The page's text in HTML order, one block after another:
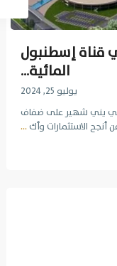
قناة إسطنبول
المائية...
يوليو 25, 2024
يني شهير على ضفاف
أنجح الاستثمارات وأك...